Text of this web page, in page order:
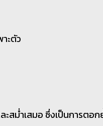
ะตัว
ม่ำเสมอ ซึ่งเป็นการตอก